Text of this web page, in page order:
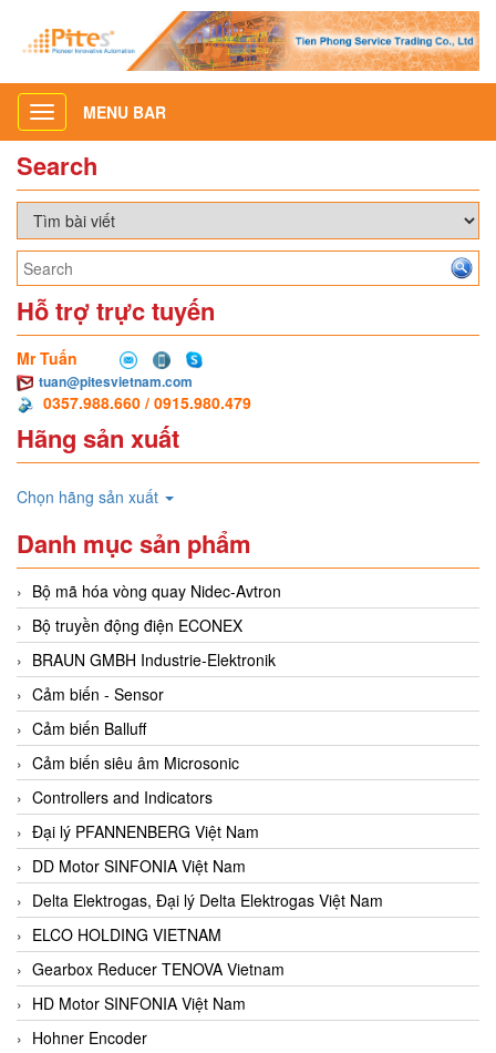
Toggle
navigation
MENU BAR
Search
Hỗ trợ trực tuyến
Mr Tuấn
tuan@pitesvietnam.com
0357.988.660 / 0915.980.479
Hãng sản xuất
Chọn hãng sản xuất
Danh mục sản phẩm
Bộ mã hóa vòng quay Nidec-Avtron
Bộ truyền động điện ECONEX
BRAUN GMBH Industrie-Elektronik
Cảm biến - Sensor
Cảm biến Balluff
Cảm biến siêu âm Microsonic
Controllers and Indicators
Đại lý PFANNENBERG Việt Nam
DD Motor SINFONIA Việt Nam
Delta Elektrogas, Đại lý Delta Elektrogas Việt Nam
ELCO HOLDING VIETNAM
Gearbox Reducer TENOVA Vietnam
HD Motor SINFONIA Việt Nam
Hohner Encoder